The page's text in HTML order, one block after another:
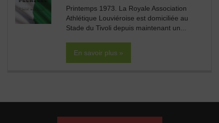
Printemps 1973. La Royale Association
Athlétique Louviéroise est domiciliée au
Stade du Tivoli depuis maintenant un...
En savoir plus »